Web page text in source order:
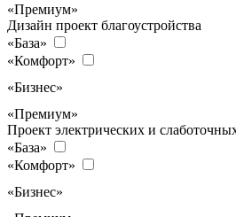
«Премиум»
Дизайн проект благоустройства
«База»
«Комфорт»
«Бизнес»
«Премиум»
Проект электрических и
«База»
«Комфорт»
«Бизнес»